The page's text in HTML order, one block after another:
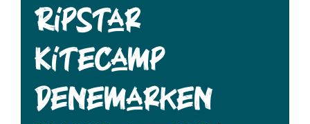
Ripstar
Kitecamp
Denemarken